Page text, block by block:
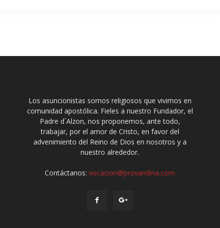
Los asuncionistas somos religiosos que vivimos en
comunidad apostólica. Fieles a nuestro Fundador, el
Padre d´Alzon, nos proponemos, ante todo,
trabajar, por el amor de Cristo, en favor del
advenimiento del Reino de Dios en nosotros y a
nuestro alrededor.
Contáctanos:vocacion@provandina.com